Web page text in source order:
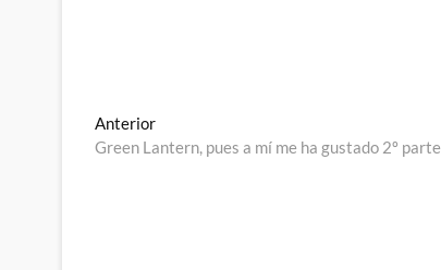
Navegación
de
AnteriorEntrada
anterior:
Green Lantern, pues a mí me ha gustado 2º parte